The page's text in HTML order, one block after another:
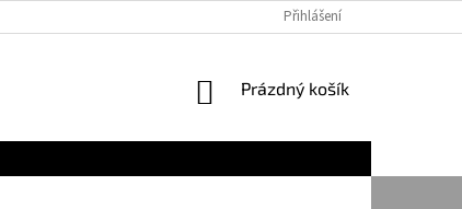
Přihlášení
NÁKUPNÍ
Prázdný košík